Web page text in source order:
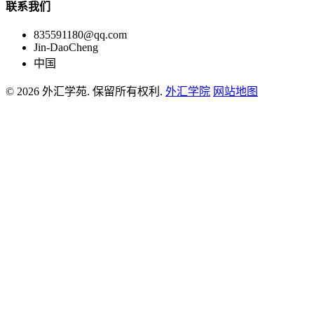
联系我们
835591180@qq.com
Jin-DaoCheng
中国
© 2026 外汇学苑. 保留所有权利. 外汇学院 网站地图